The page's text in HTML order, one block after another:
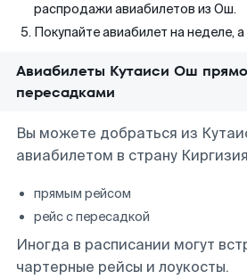
распродажи авиабилетов из Ош.
Покупайте авиабилет на неделе,
Авиабилеты Кутаиси Ош
пересадками
Вы можете добраться из
авиабилетом в страну
прямым рейсом
рейс с пересадкой
Иногда в расписании могут
чартерные рейсы и лоукосты.